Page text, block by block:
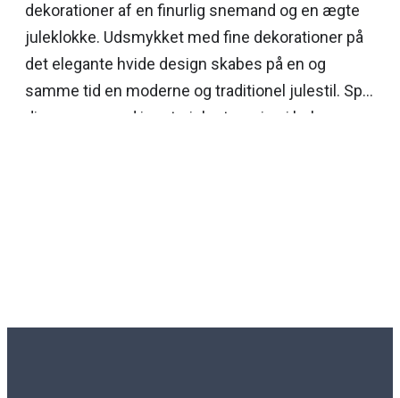
dekorationer af en finurlig snemand og en ægte
juleklokke. Udsmykket med fine dekorationer på
det elegante hvide design skabes på en og
samme tid en moderne og traditionel julestil. Spis
din morgenmad i ægte julestemning i hele